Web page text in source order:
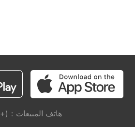
هاتف المبيعات：(+86) 0534-5919999